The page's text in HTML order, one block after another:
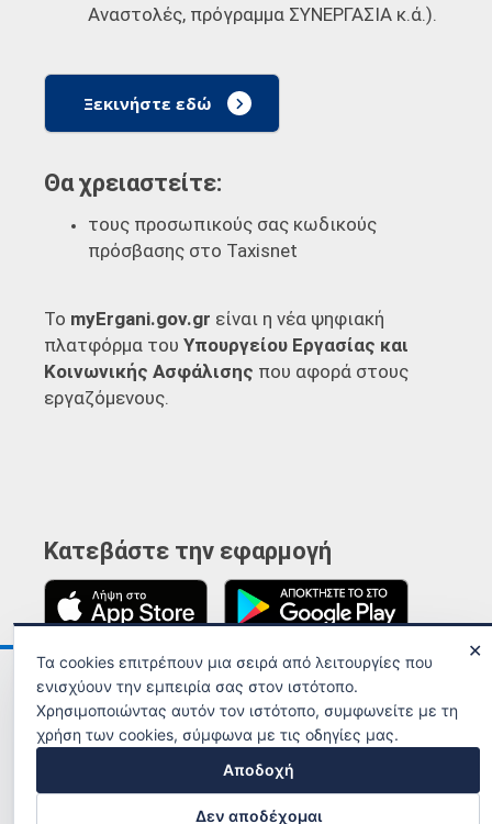
Αναστολές, πρόγραμμα ΣΥΝΕΡΓΑΣΙΑ κ.ά.).
Ξεκινήστε εδώ
Θα χρειαστείτε:
τους προσωπικούς σας κωδικούς
πρόσβασης στο Taxisnet
Το myErgani.gov.gr είναι η νέα ψηφιακή
πλατφόρμα του Υπουργείου Εργασίας και
Κοινωνικής Ασφάλισης που αφορά στους
εργαζόμενους.
Κατεβάστε την εφαρμογή
Ανακοινώσεις Όροι χρήσης
✕
Τα cookies επιτρέπουν μια σειρά από λειτουργίες που
ενισχύουν την εμπειρία σας στον ιστότοπο.
Χρησιμοποιώντας αυτόν τον ιστότοπο, συμφωνείτε με τη
χρήση των cookies, σύμφωνα με τις οδηγίες μας.
Αποδοχή
Δεν αποδέχομαι